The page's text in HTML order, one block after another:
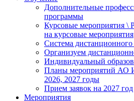
Дополнительные
программы
Курсовые мероприятия \
на курсовые мероприятия
Система дистанционного
Организуем
Индивидуальный
Планы мероприятий АО
2026, 2027 годы
Прием заявок на 2027 год
Мероприятия